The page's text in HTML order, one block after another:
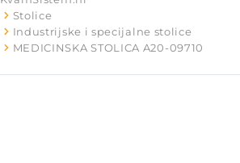
Stolice
Industrijske i specijalne stolice
MEDICINSKA STOLICA A20-09710